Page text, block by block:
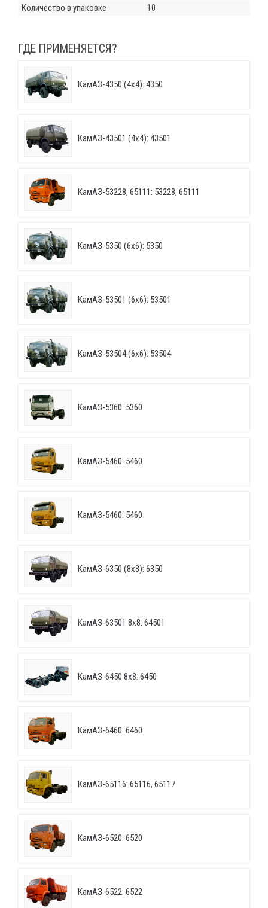
Количество в упаковке
10
ГДЕ ПРИМЕНЯЕТСЯ?
КамАЗ-4350 (4х4): 4350
КамАЗ-43501 (4х4): 43501
КамАЗ-53228, 65111: 53228, 65111
КамАЗ-5350 (6х6): 5350
КамАЗ-53501 (6х6): 53501
КамАЗ-53504 (6х6): 53504
КамАЗ-5360: 5360
КамАЗ-5460: 5460
КамАЗ-5460: 5460
КамАЗ-6350 (8х8): 6350
КамАЗ-63501 8х8: 64501
КамАЗ-6450 8х8: 6450
КамАЗ-6460: 6460
КамАЗ-65116: 65116, 65117
КамАЗ-6520: 6520
КамАЗ-6522: 6522